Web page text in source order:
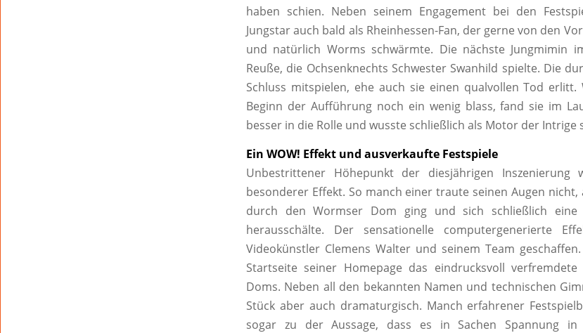
haben schien. Neben seinem Engagement bei den
Jungstar auch bald als Rheinhessen-Fan, der gerne von den
und natürlich Worms schwärmte. Die nächste Jungmimin
Reuße, die Ochsenknechts Schwester Swanhild spielte. Die
Schluss mitspielen, ehe auch sie einen qualvollen Tod erlitt.
Beginn der Aufführung noch ein wenig blass, fand sie im
besser in die Rolle und wusste schließlich als Motor der Intrige
Ein WOW! Effekt und ausverkaufte Festspiele
Unbestrittener Höhepunkt der diesjährigen Inszenierung
besonderer Effekt. So manch einer traute seinen Augen
durch den Wormser Dom ging und sich schließlich eine
herausschälte. Der sensationelle computergenerierte
Videokünstler Clemens Walter und seinem Team
Startseite seiner Homepage das eindrucksvoll
Doms. Neben all den bekannten Namen und technischen
Stück aber auch dramaturgisch. Manch erfahrener
sogar zu der Aussage, dass es in Sachen Spannung